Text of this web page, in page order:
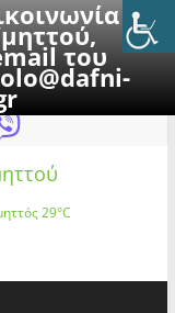
με
του
2026
29°C